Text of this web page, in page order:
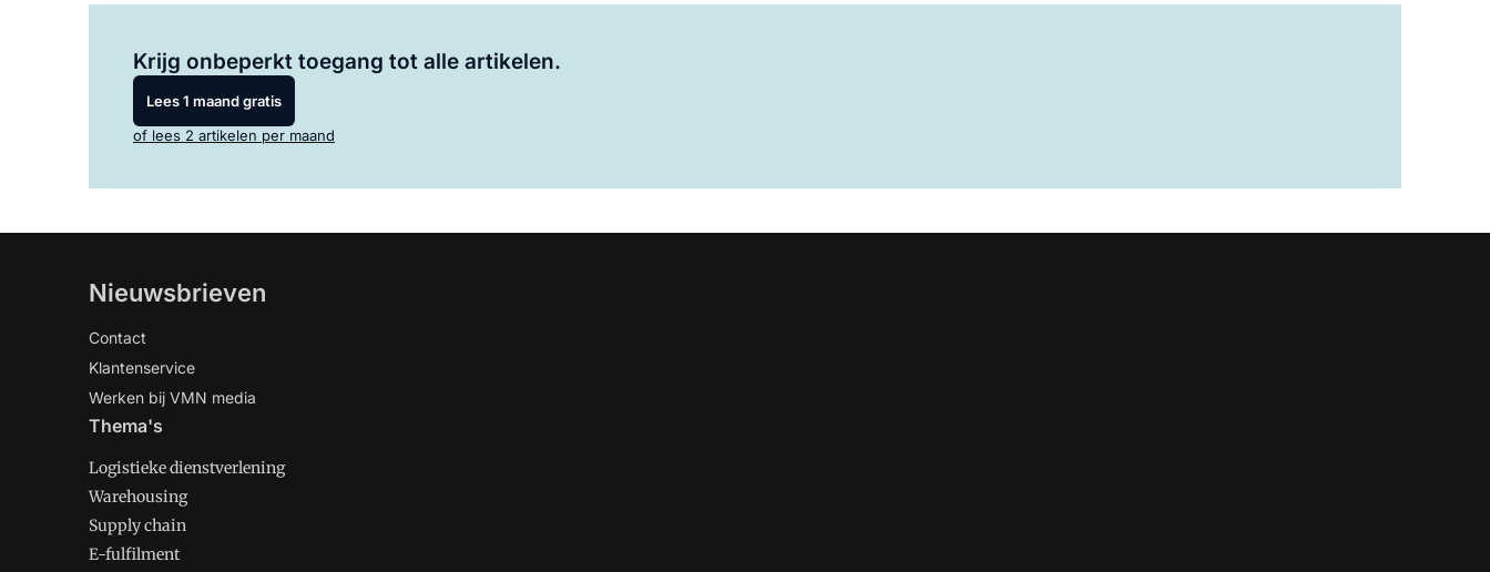
Krijg onbeperkt toegang tot alle artikelen.
Lees 1 maand gratis
of lees 2 artikelen per maand
Nieuwsbrieven
Contact
Klantenservice
Werken bij VMN media
Thema's
Logistieke dienstverlening
Warehousing
Supply chain
E-fulfilment